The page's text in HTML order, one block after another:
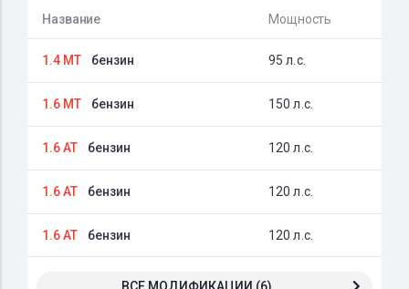
Название Мощность
1.4 MT бензин 95 л.с.
1.6 MT бензин 150 л.с.
1.6 AT бензин 120 л.с.
1.6 AT бензин 120 л.с.
1.6 AT бензин 120 л.с.
ВСЕ МОДИФИКАЦИИ (6)